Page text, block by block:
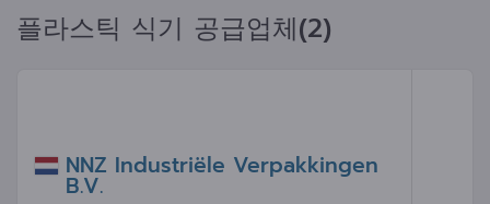
플라스틱 식기 공급업체(2)
NNZ Industriële Verpakkingen
B.V.